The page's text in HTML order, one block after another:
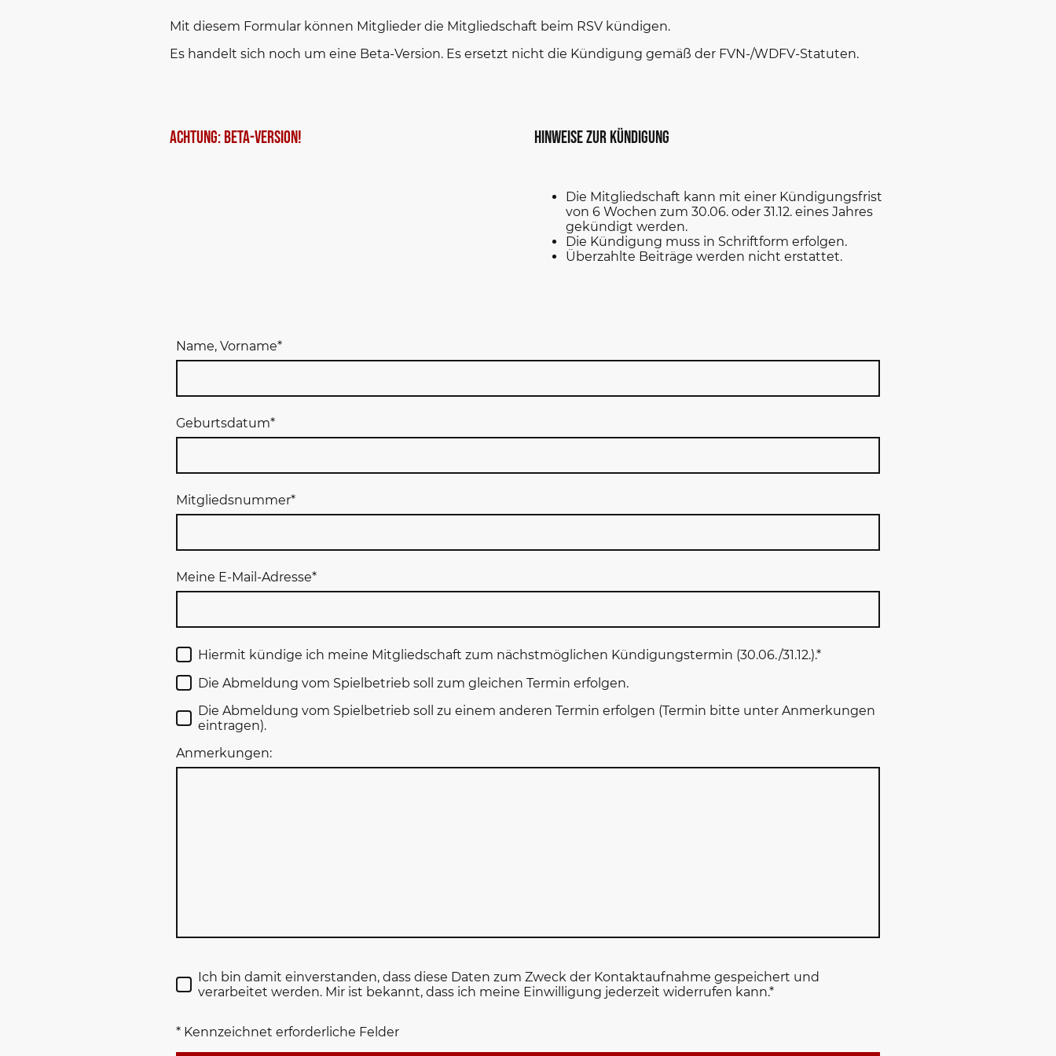
Mit diesem Formular können Mitglieder die Mitgliedschaft beim RSV kündigen.
Es handelt sich noch um eine Beta-Version. Es ersetzt nicht die Kündigung gemäß der FVN-/WDFV-Statuten.
ACHTung: Beta-Version! Hinweise zur Kündigung
Die Mitgliedschaft kann mit einer Kündigungsfrist
von 6 Wochen zum 30.06. oder 31.12. eines Jahres
gekündigt werden.
Die Kündigung muss in Schriftform erfolgen.
Überzahlte Beiträge werden nicht erstattet.
Name, Vorname*
Geburtsdatum*
Mitgliedsnummer*
Meine E-Mail-Adresse*
Hiermit kündige ich meine Mitgliedschaft zum nächstmöglichen Kündigungstermin (30.06./31.12.).*
Die Abmeldung vom Spielbetrieb soll zum gleichen Termin erfolgen.
Die Abmeldung vom Spielbetrieb soll zu einem anderen Termin erfolgen (Termin bitte unter Anmerkungen
eintragen).
Anmerkungen:
Ich bin damit einverstanden, dass diese Daten zum Zweck der Kontaktaufnahme gespeichert und
verarbeitet werden. Mir ist bekannt, dass ich meine Einwilligung jederzeit widerrufen kann.*
* Kennzeichnet erforderliche Felder